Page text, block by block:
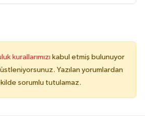
kurallarımızı kabul etmiş bulunuyor
Yazılan yorumlardan
sorumlu tutulamaz.